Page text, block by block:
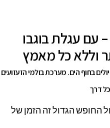
עם עגלת בוגבו
בחוף הים. מערכת בולמי הזעזועים
דרך
החופש הגדול זה הזמן של